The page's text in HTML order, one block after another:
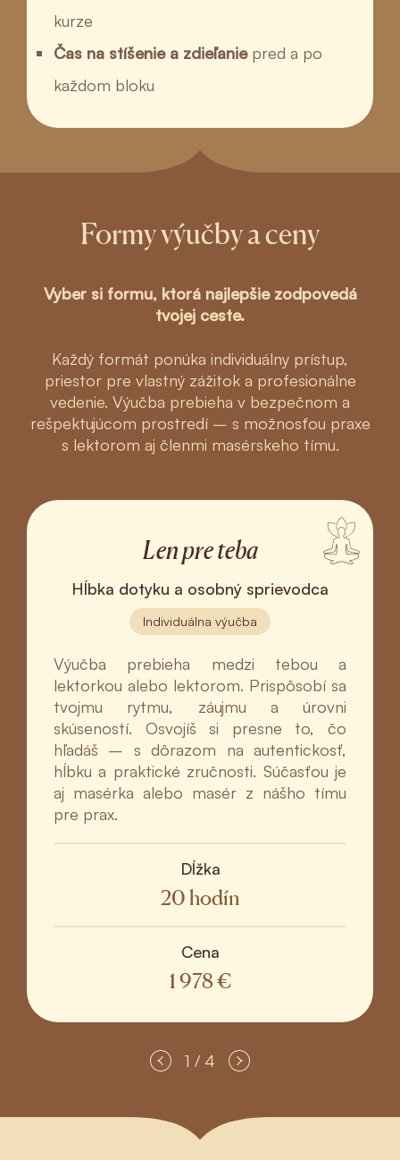
kurze
Čas na stíšenie a zdieľanie pred a po
každom bloku
Formy výučby a ceny
Vyber si formu, ktorá najlepšie zodpovedá
tvojej ceste.
Každý formát ponúka individuálny prístup,
priestor pre vlastný zážitok a profesionálne
vedenie. Výučba prebieha v bezpečnom a
rešpektujúcom prostredí – s možnosťou praxe
s lektorom aj členmi masérskeho tímu.
Len pre teba
Hĺbka dotyku a osobný sprievodca
Individuálna výučba
Výučba prebieha medzi tebou a
lektorkou alebo lektorom. Prispôsobí sa
tvojmu rytmu, záujmu a úrovni
skúseností. Osvojíš si presne to, čo
hľadáš – s dôrazom na autentickosť,
hĺbku a praktické zručnosti. Súčasťou je
aj masérka alebo masér z nášho tímu
pre prax.
Dĺžka
20 hodín
Cena
1 978 €
1 / 4